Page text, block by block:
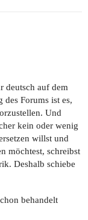
deutsch auf dem
Forums ist es,
Und
kein oder wenig
willst und
möchtest, schreibst
Deshalb schiebe
behandelt